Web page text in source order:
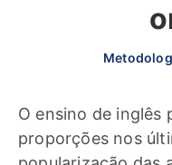
O ensino de inglês
proporções nos